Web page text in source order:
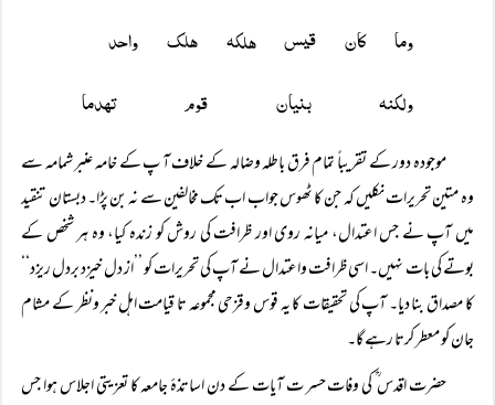
وما کان قیس ھلکہ ھلک واحد
ولکنہ بنیان قوم تہدما
موجودہ دور کے تقریباً تمام فرق باطلہ وضالہ کے خلاف آ پ کے خامہ عنبر شمامہ سے
وہ متین تحریرات نکلیں کہ جن کا ٹھوس جواب اب تک مخالفین سے نہ بن پڑا۔ دبستان تنقید
میں آپ نے جس اعتدال، میانہ روی اور ظرافت کی روش کو زندہ کیا، وہ ہر شخص کے
بوتے کی بات نہیں۔ اسی ظرافت واعتدال نے آپ کی تحریرات کو ’’از دل خیزد بردل ریزد‘‘
کا مصداق بنا دیا۔ آپ کی تحقیقات کا یہ قوس وقزحی مجموعہ تا قیامت اہل خبر ونظر کے مشام
جان کو معطر کرتا رہے گا۔
حضرت اقدس ؒ کی وفات حسر ت آیات کے دن اساتذۂ جامعہ کا تعزیتی اجلاس ہوا جس